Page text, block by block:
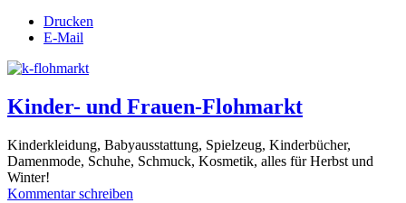
Drucken
E-Mail
Kinder- und Frauen-Flohmarkt
Kinderkleidung, Babyausstattung, Spielzeug, Kinderbücher,
Damenmode, Schuhe, Schmuck, Kosmetik, alles für Herbst und
Winter!
Kommentar schreiben